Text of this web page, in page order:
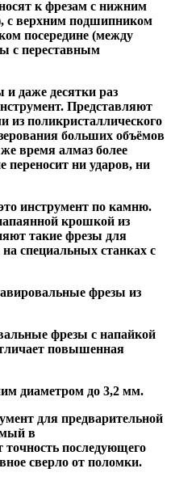
к фрезам с нижним
с верхним подшипником
посередине (между
с переставным
и даже десятки раз
Представляют
из поликристаллического
больших объёмов
время алмаз более
переносит ни ударов, ни
инструмент по камню.
крошкой из
такие фрезы для
специальных станках с
фрезы из
фрезы с напайкой
повышенная
диаметром до 3,2 мм.
для предварительной
в
точность последующего
сверло от поломки.